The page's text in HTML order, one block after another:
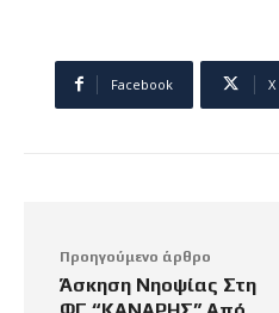
Facebook X
Προηγούμενο άρθρο
Άσκηση Νηοψίας Στη